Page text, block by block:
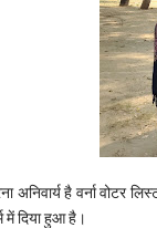
अनिवार्य है वर्ना
में दिया हुआ है।